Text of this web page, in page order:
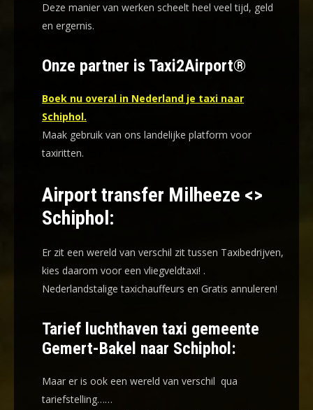
Deze manier van werken scheelt heel veel tijd, geld
en ergernis.
Onze partner is Taxi2Airport®
Boek nu overal in Nederland je taxi naar
Schiphol.
Maak gebruik van ons landelijke platform voor
taxiritten.
Airport transfer Milheeze <>
Schiphol:
Er zit een wereld van verschil zit tussen Taxibedrijven,
kies daarom voor een vliegveldtaxi! .
Nederlandstalige taxichauffeurs en Gratis annuleren!
Tarief luchthaven taxi gemeente
Gemert-Bakel naar Schiphol:
Maar er is ook een wereld van verschil qua
tariefstelling……